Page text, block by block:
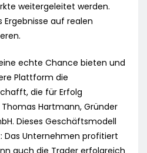
weitergeleitet werden.
Ergebnisse auf realen
echte Chance bieten und
Plattform die
die für Erfolg
Hartmann, Gründer
Dieses Geschäftsmodell
Unternehmen profitiert